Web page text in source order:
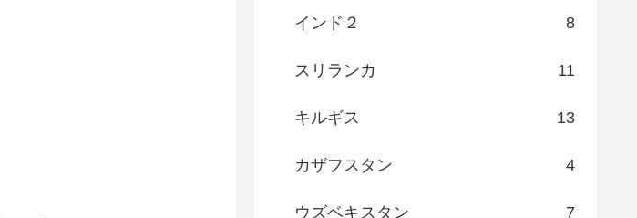
インド２ 8
スリランカ 11
キルギス 13
カザフスタン 4
ウズベキスタン 7